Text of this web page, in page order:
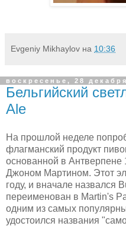
Evgeniy Mikhaylov на 10:36
воскресенье, 28
Бельгийский
Ale
На прошлой неделе
флагманский продукт
основанной в Антверпене
Джоном Мартином. Этот
году, и вначале назвался
переименован в Martin's
одним из самых
удостоился названия